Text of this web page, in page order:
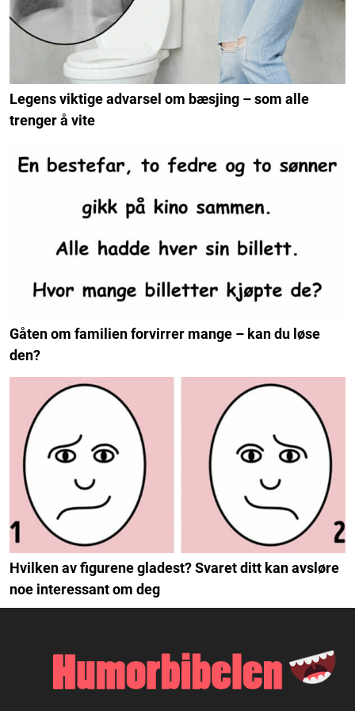
Legens viktige advarsel om bæsjing – som alle
trenger å vite
Gåten om familien forvirrer mange – kan du løse
den?
Hvilken av figurene gladest? Svaret ditt kan avsløre
noe interessant om deg